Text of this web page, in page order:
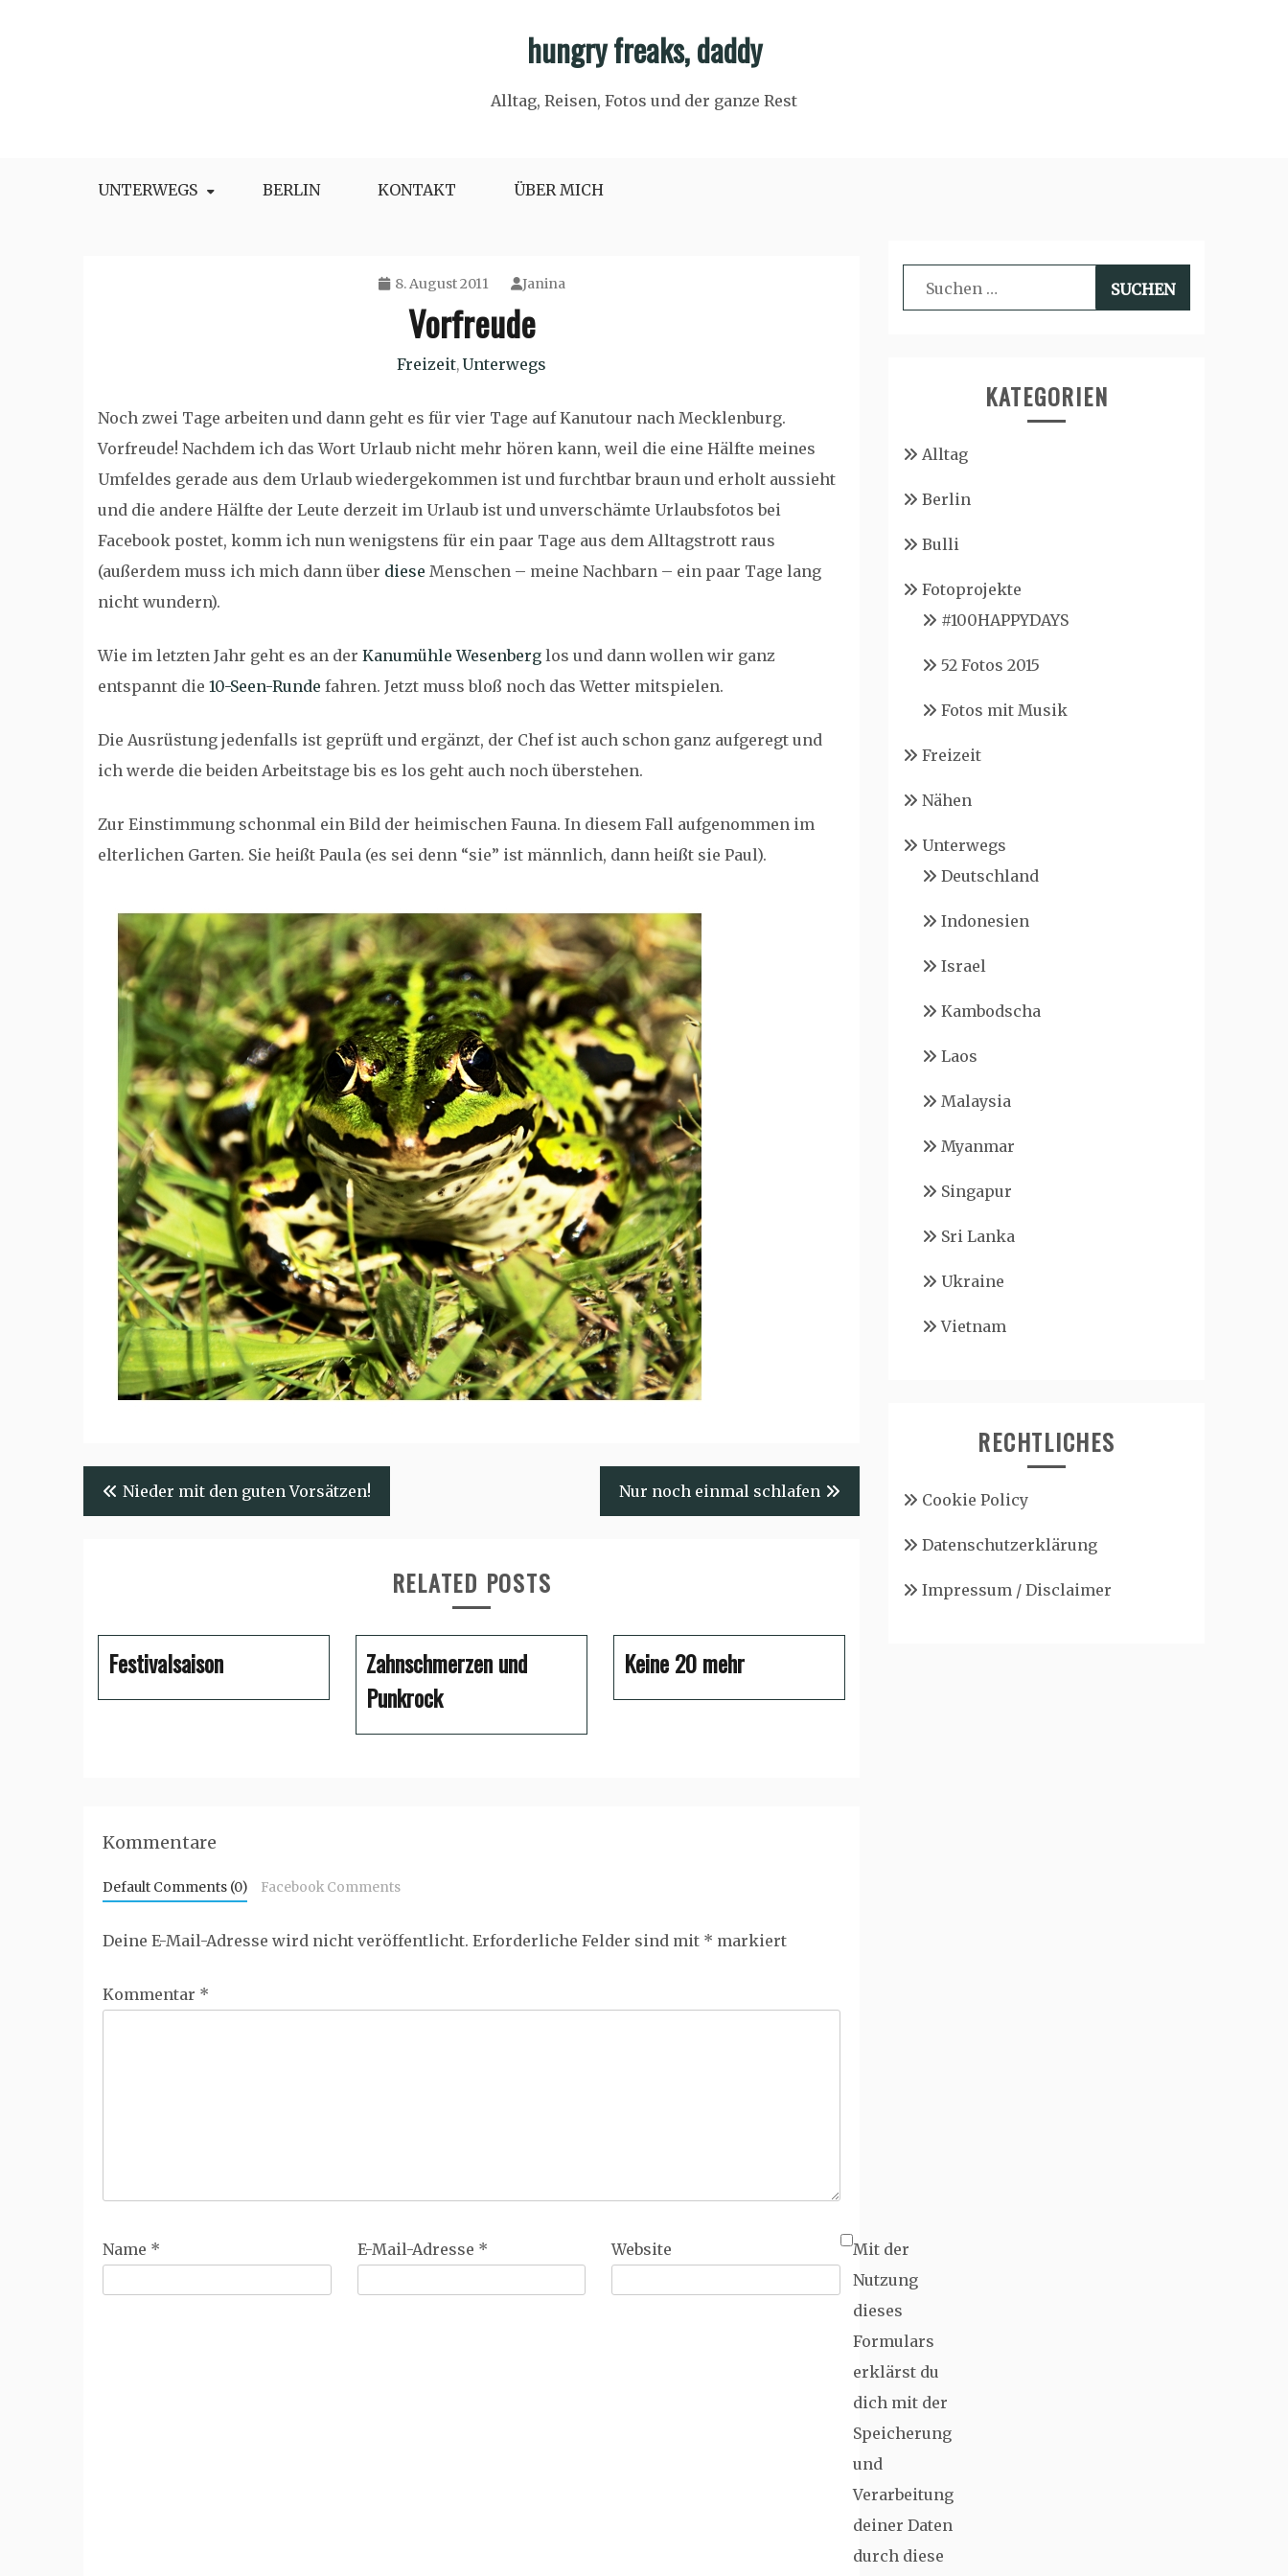
hungry freaks, daddy
Alltag, Reisen, Fotos und der ganze Rest
UNTERWEGS BERLIN KONTAKT ÜBER MICH
8. August 2011 Janina
Vorfreude
Freizeit, Unterwegs
Noch zwei Tage arbeiten und dann geht es für vier Tage auf Kanutour nach Mecklenburg.
Vorfreude! Nachdem ich das Wort Urlaub nicht mehr hören kann, weil die eine Hälfte meines
Umfeldes gerade aus dem Urlaub wiedergekommen ist und furchtbar braun und erholt aussieht
und die andere Hälfte der Leute derzeit im Urlaub ist und unverschämte Urlaubsfotos bei
Facebook postet, komm ich nun wenigstens für ein paar Tage aus dem Alltagstrott raus
(außerdem muss ich mich dann über diese Menschen – meine Nachbarn – ein paar Tage lang
nicht wundern).
Wie im letzten Jahr geht es an der Kanumühle Wesenberg los und dann wollen wir ganz
entspannt die 10-Seen-Runde fahren. Jetzt muss bloß noch das Wetter mitspielen.
Die Ausrüstung jedenfalls ist geprüft und ergänzt, der Chef ist auch schon ganz aufgeregt und
ich werde die beiden Arbeitstage bis es los geht auch noch überstehen.
Zur Einstimmung schonmal ein Bild der heimischen Fauna. In diesem Fall aufgenommen im
elterlichen Garten. Sie heißt Paula (es sei denn “sie” ist männlich, dann heißt sie Paul).
Beitragsnavigation
Nieder mit den guten Vorsätzen! Nur noch einmal schlafen
RELATED POSTS
Festivalsaison
Zahnschmerzen und
Punkrock
Keine 20 mehr
Kommentare
Default Comments (0) Facebook Comments
Deine E-Mail-Adresse wird nicht veröffentlicht. Erforderliche Felder sind mit * markiert
Kommentar *
Name * E-Mail-Adresse * Website
Mit der
Nutzung
dieses
Formulars
erklärst du
dich mit der
Speicherung
und
Verarbeitung
deiner Daten
durch diese
Suchen
nach:
KATEGORIEN
Alltag
Berlin
Bulli
Fotoprojekte
#100HAPPYDAYS
52 Fotos 2015
Fotos mit Musik
Freizeit
Nähen
Unterwegs
Deutschland
Indonesien
Israel
Kambodscha
Laos
Malaysia
Myanmar
Singapur
Sri Lanka
Ukraine
Vietnam
RECHTLICHES
Cookie Policy
Datenschutzerklärung
Impressum / Disclaimer